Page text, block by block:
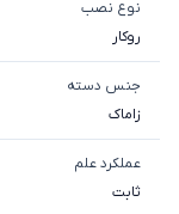
نوع نصب
روکار
جنس دسته
زاماک
عملکرد علم
ثابت